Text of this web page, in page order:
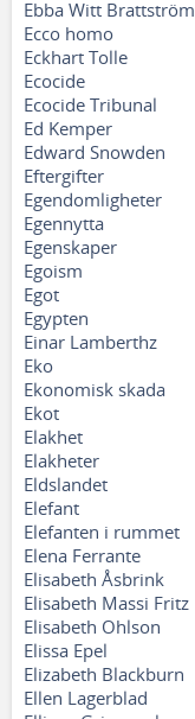
Ebba Witt Brattström
Ecco homo
Eckhart Tolle
Ecocide
Ecocide Tribunal
Ed Kemper
Edward Snowden
Eftergifter
Egendomligheter
Egennytta
Egenskaper
Egoism
Egot
Egypten
Einar Lamberthz
Eko
Ekonomisk skada
Ekot
Elakhet
Elakheter
Eldslandet
Elefant
Elefanten i rummet
Elena Ferrante
Elisabeth Åsbrink
Elisabeth Massi Fritz
Elisabeth Ohlson
Elissa Epel
Elizabeth Blackburn
Ellen Lagerblad